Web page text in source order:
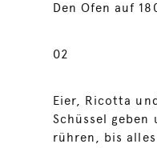
Den Ofen auf
02
Eier, Ricotta
Schüssel
rühren, bis